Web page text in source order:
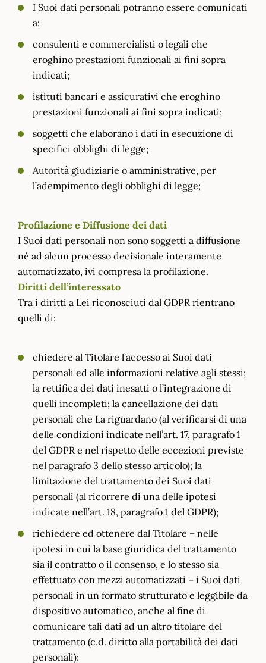
I Suoi dati personali potranno essere comunicati
a:
consulenti e commercialisti o legali che
eroghino prestazioni funzionali ai fini sopra
indicati;
istituti bancari e assicurativi che eroghino
prestazioni funzionali ai fini sopra indicati;
soggetti che elaborano i dati in esecuzione di
specifici obblighi di legge;
Autorità giudiziarie o amministrative, per
l’adempimento degli obblighi di legge;
Profilazione e Diffusione dei dati
I Suoi dati personali non sono soggetti a diffusione
né ad alcun processo decisionale interamente
automatizzato, ivi compresa la profilazione.
Diritti dell’interessato
Tra i diritti a Lei riconosciuti dal GDPR rientrano
quelli di:
chiedere al Titolare l’accesso ai Suoi dati
personali ed alle informazioni relative agli stessi;
la rettifica dei dati inesatti o l’integrazione di
quelli incompleti; la cancellazione dei dati
personali che La riguardano (al verificarsi di una
delle condizioni indicate nell’art. 17, paragrafo 1
del GDPR e nel rispetto delle eccezioni previste
nel paragrafo 3 dello stesso articolo); la
limitazione del trattamento dei Suoi dati
personali (al ricorrere di una delle ipotesi
indicate nell’art. 18, paragrafo 1 del GDPR);
richiedere ed ottenere dal Titolare – nelle
ipotesi in cui la base giuridica del trattamento
sia il contratto o il consenso, e lo stesso sia
effettuato con mezzi automatizzati – i Suoi dati
personali in un formato strutturato e leggibile da
dispositivo automatico, anche al fine di
comunicare tali dati ad un altro titolare del
trattamento (c.d. diritto alla portabilità dei dati
personali);